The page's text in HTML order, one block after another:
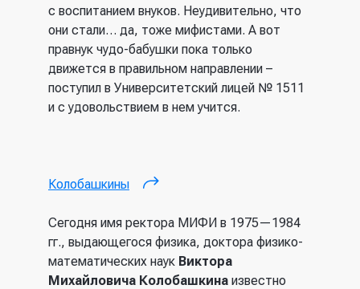
с воспитанием внуков. Неудивительно, что
они стали… да, тоже мифистами. А вот
правнук чудо-бабушки пока только
движется в правильном направлении –
поступил в Университетский лицей № 1511
и с удовольствием в нем учится.
Колобашкины (внешняя ссылка)
Сегодня имя ректора МИФИ в 1975—1984
гг., выдающегося физика, доктора физико-
математических наук Виктора
Михайловича Колобашкина известно